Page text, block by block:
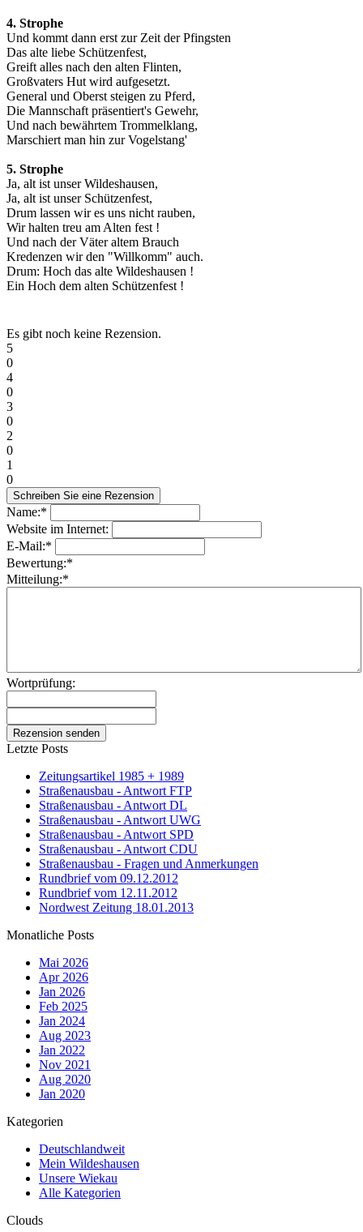
4. Strophe
Und kommt dann erst zur Zeit der Pfingsten
Das alte liebe Schützenfest,
Greift alles nach den alten Flinten,
Großvaters Hut wird aufgesetzt.
General und Oberst steigen zu Pferd,
Die Mannschaft präsentiert's Gewehr,
Und nach bewährtem Trommelklang,
Marschiert man hin zur Vogelstang'
5. Strophe
Ja, alt ist unser Wildeshausen,
Ja, alt ist unser Schützenfest,
Drum lassen wir es uns nicht rauben,
Wir halten treu am Alten fest !
Und nach der Väter altem Brauch
Kredenzen wir den "Willkomm" auch.
Drum: Hoch das alte Wildeshausen !
Ein Hoch dem alten Schützenfest !
Es gibt noch keine Rezension.
5
0
4
0
3
0
2
0
1
0
Name:*
Website im Internet:
E-Mail:*
Bewertung:*
Mitteilung:*
Wortprüfung:
Letzte Posts
Zeitungsartikel 1985 + 1989
Straßenausbau - Antwort FTP
Straßenausbau - Antwort DL
Straßenausbau - Antwort UWG
Straßenausbau - Antwort SPD
Straßenausbau - Antwort CDU
Straßenausbau - Fragen und Anmerkungen
Rundbrief vom 09.12.2012
Rundbrief vom 12.11.2012
Nordwest Zeitung 18.01.2013
Monatliche Posts
Mai 2026
Apr 2026
Jan 2026
Feb 2025
Jan 2024
Aug 2023
Jan 2022
Nov 2021
Aug 2020
Jan 2020
Kategorien
Deutschlandweit
Mein Wildeshausen
Unsere Wiekau
Alle Kategorien
Clouds